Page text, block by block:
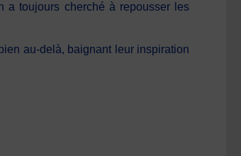
a toujours cherché à repousser les
au-delà, baignant leur inspiration